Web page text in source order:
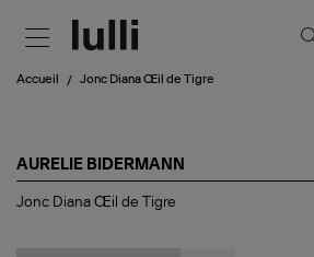
Accueil Jonc Diana Œil de Tigre
AURELIE BIDERMANN
Jonc
Jonc Diana Œil de Tigre